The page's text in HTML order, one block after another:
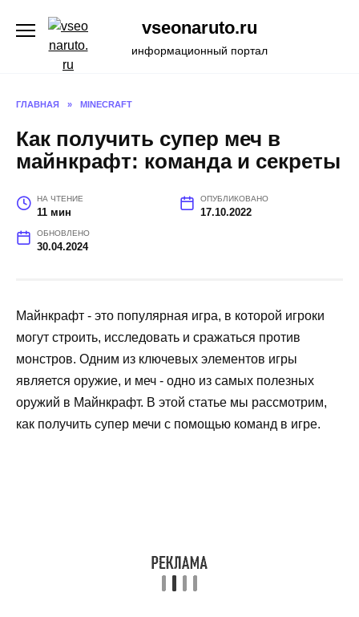
содержанию
vseonaruto.ru
информационный портал
ГЛАВНАЯ » MINECRAFT
Как получить супер меч в
майнкрафт: команда и секреты
НА ЧТЕНИЕ
11 мин
ОПУБЛИКОВАНО
17.10.2022
ОБНОВЛЕНО
30.04.2024
Майнкрафт - это популярная игра, в которой игроки
могут строить, исследовать и сражаться против
монстров. Одним из ключевых элементов игры
является оружие, и меч - одно из самых полезных
оружий в Майнкрафт. В этой статье мы рассмотрим,
как получить супер мечи с помощью команд в игре.